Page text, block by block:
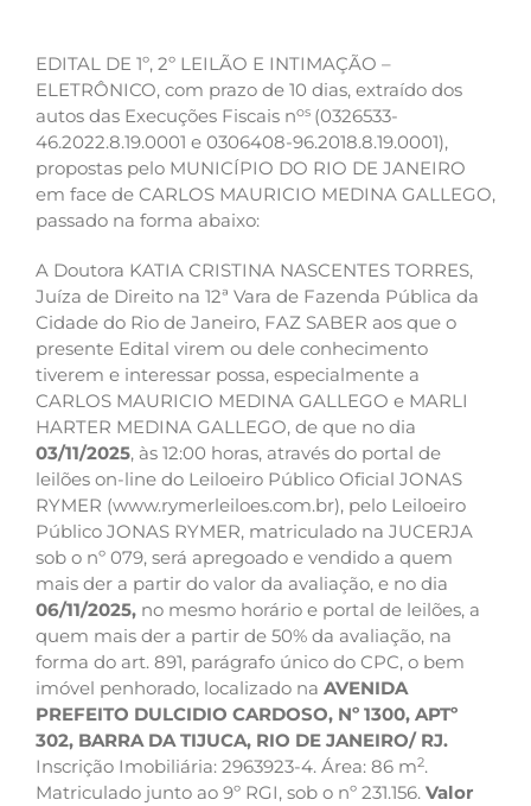
EDITAL DE 1º, 2º LEILÃO E INTIMAÇÃO –
ELETRÔNICO, com prazo de 10 dias, extraído dos
autos das Execuções Fiscais nos (0326533-
46.2022.8.19.0001 e 0306408-96.2018.8.19.0001),
propostas pelo MUNICÍPIO DO RIO DE JANEIRO
em face de CARLOS MAURICIO MEDINA GALLEGO,
passado na forma abaixo:
A Doutora KATIA CRISTINA NASCENTES TORRES,
Juíza de Direito na 12ª Vara de Fazenda Pública da
Cidade do Rio de Janeiro, FAZ SABER aos que o
presente Edital virem ou dele conhecimento
tiverem e interessar possa, especialmente a
CARLOS MAURICIO MEDINA GALLEGO e MARLI
HARTER MEDINA GALLEGO, de que no dia
03/11/2025, às 12:00 horas, através do portal de
leilões on-line do Leiloeiro Público Oficial JONAS
RYMER (www.rymerleiloes.com.br), pelo Leiloeiro
Público JONAS RYMER, matriculado na JUCERJA
sob o nº 079, será apregoado e vendido a quem
mais der a partir do valor da avaliação, e no dia
06/11/2025, no mesmo horário e portal de leilões, a
quem mais der a partir de 50% da avaliação, na
forma do art. 891, parágrafo único do CPC, o bem
imóvel penhorado, localizado na AVENIDA
PREFEITO DULCIDIO CARDOSO, Nº 1300, APTº
302, BARRA DA TIJUCA, RIO DE JANEIRO/ RJ.
Inscrição Imobiliária: 2963923-4. Área: 86 m2.
Matriculado junto ao 9º RGI, sob o nº 231.156. Valor